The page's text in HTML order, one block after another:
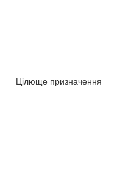
Цілюще призначення